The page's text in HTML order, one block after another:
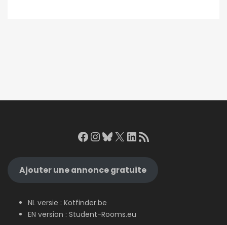
Facebook
Instagram
Bluesky
X LinkedIn
RSS Feed
Ajouter une annonce gratuite
NL versie : Kotfinder.be
EN version : Student-Rooms.eu